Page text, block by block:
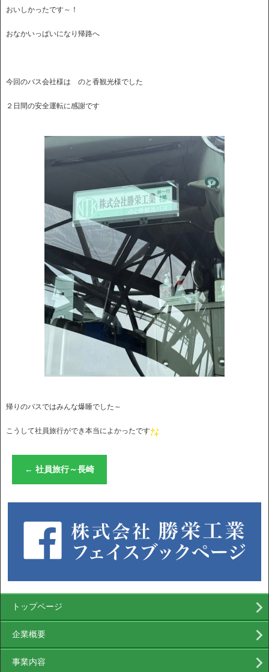
おいしかったです～！
おなかいっぱいになり帰路へ
今回のバス会社様は のと香観光様でした
２日間の安全運転に感謝です
帰りのバスではみんな爆睡でした～
こうして社員旅行ができ本当によかったです
← 社員旅行～長崎
トップページ
企業概要
事業内容